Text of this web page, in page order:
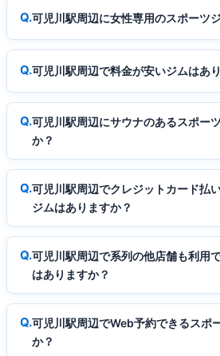
可児川駅周辺に女性専用のスポーツ
可児川駅周辺で料金が安いジムはあ
可児川駅周辺にサウナのあるスポー
か？
可児川駅周辺でクレジットカード払
ジムはありますか？
可児川駅周辺で系列の他店舗も利用
はありますか？
可児川駅周辺でWeb予約できるスポ
か？